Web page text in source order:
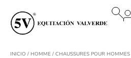
contenu
INICIO / HOMME / CHAUSSURES POUR HOMMES